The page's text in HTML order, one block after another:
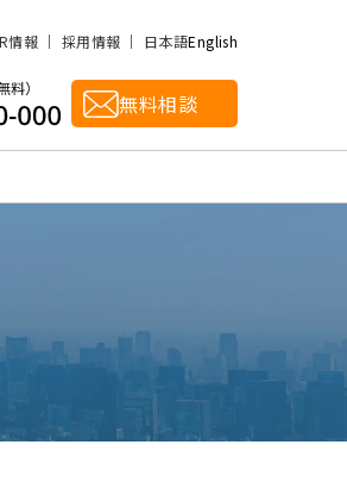
情報 採用情報 日本語English
無料相談